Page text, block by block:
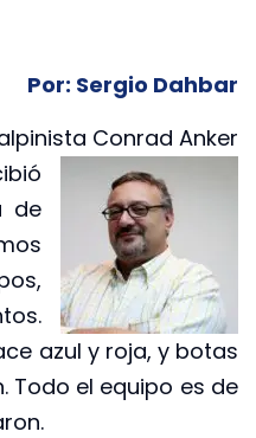
Por: Sergio Dahbar
Conrad Anker
de
azul y roja, y botas
Todo el equipo es de